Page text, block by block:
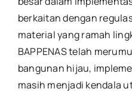
berkaitan dengan
material yang ramah
BAPPENAS telah
bangunan hijau,
masih menjadi kendala